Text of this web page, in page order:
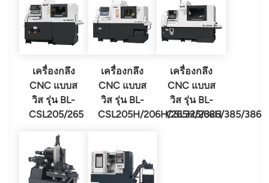
เครื่องกลึง
CNC แบบส
วิส รุ่น BL-
CSL205/265
เครื่องกลึง
CNC แบบส
วิส รุ่น BL-
CSL205H/206H/265H/266H
เครื่องกลึง
CNC แบบส
วิส รุ่น BL-
CSL325/326/385/386